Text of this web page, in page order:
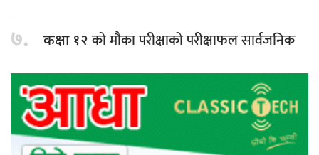
७. कक्षा १२को मौका परीक्षाको परीक्षाफल सार्वजनिक